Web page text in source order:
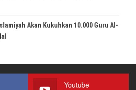
Akan Kukuhkan 10.000 Guru Al-
Youtube